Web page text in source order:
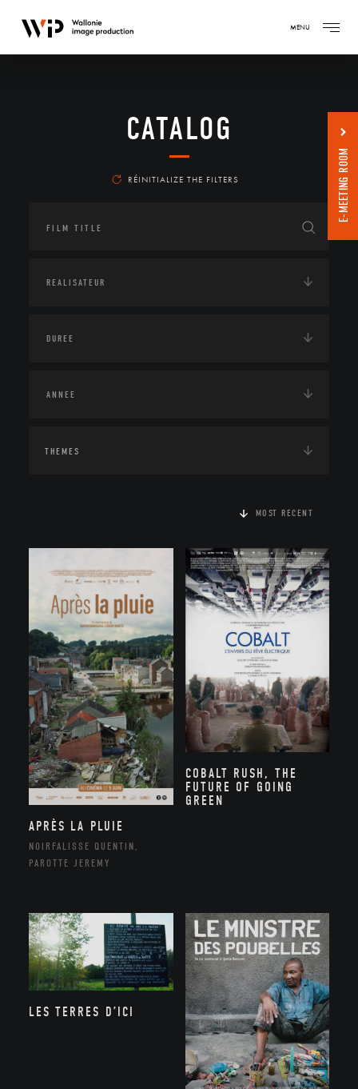
MENU
CATALOG
RÉINITIALIZE THE FILTERS
THEMES
MOST RECENT
APRÈS LA PLUIE
NOIRFALISSE QUENTIN,
PAROTTE JEREMY
COBALT RUSH, THE
FUTURE OF GOING
GREEN
LES TERRES D’ICI
E-MEETING ROOM